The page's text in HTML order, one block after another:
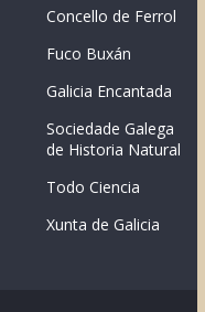
Concello de Ferrol
Fuco Buxán
Galicia Encantada
Sociedade Galega
de Historia Natural
Todo Ciencia
Xunta de Galicia